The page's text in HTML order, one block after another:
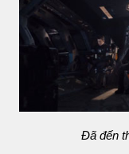
Đã đến